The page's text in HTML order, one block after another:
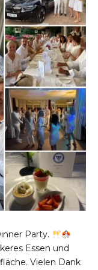
Party.
Essen und
Vielen Dank